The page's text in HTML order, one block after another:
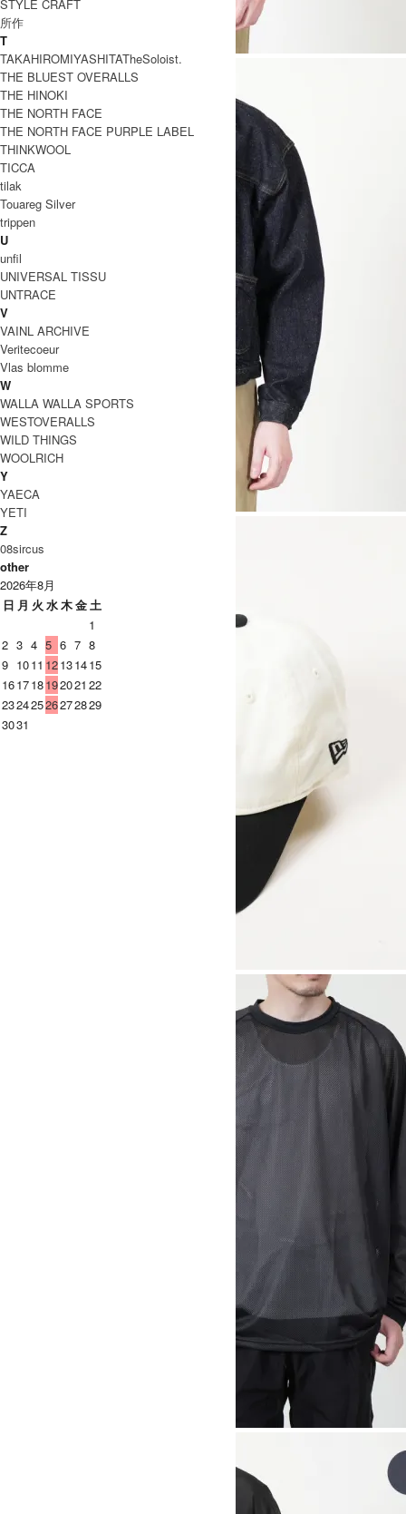
STYLE CRAFT
所作
T
TAKAHIROMIYASHITATheSoloist.
THE BLUEST OVERALLS
THE HINOKI
THE NORTH FACE
THE NORTH FACE PURPLE LABEL
THINKWOOL
TICCA
tilak
Touareg Silver
trippen
U
unfil
UNIVERSAL TISSU
UNTRACE
V
VAINL ARCHIVE
Veritecoeur
Vlas blomme
W
WALLA WALLA SPORTS
WESTOVERALLS
WILD THINGS
WOOLRICH
Y
YAECA
YETI
Z
08sircus
other
2026年8月
日 月 火 水木金土
1
2 3 4 5 6 7 8
9 1011 12131415
161718192021 22
23242526272829
3031